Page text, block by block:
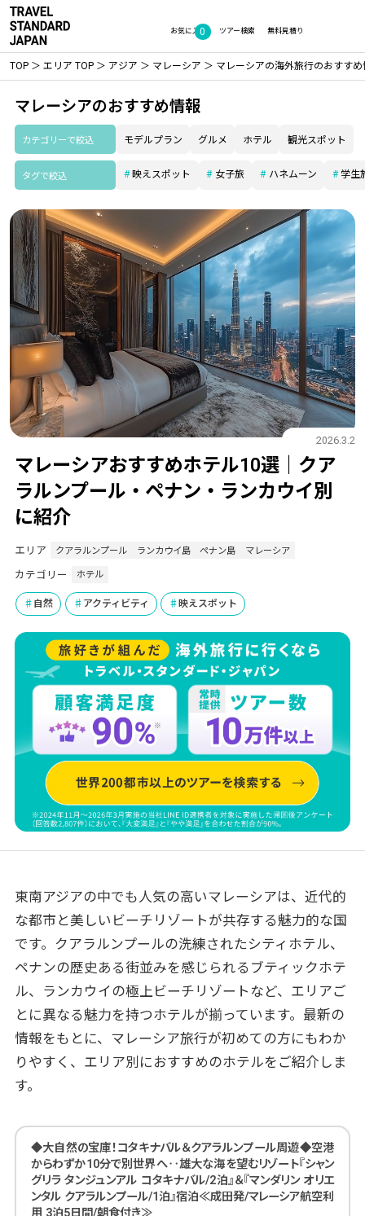
お気に入り
0 無料見積り
ツアー検索
TOP エリア TOP アジア マレーシア マレーシアの海外旅行のおすすめ
マレーシアのおすすめ情報
カテゴリーで絞込 モデルプラン グルメ ホテル 観光スポット
タグで絞込 映えスポット 女子旅 ハネムーン 学生
マレーシアおすすめホテル10選｜クア
ラルンプール・ペナン・ランカウイ別
に紹介
2026.3.2
エリア クアラルンプール ランカウイ島 ペナン島 マレーシア
カテゴリー ホテル
自然 アクティビティ 映えスポット
東南アジアの中でも人気の高いマレーシアは、近代的
な都市と美しいビーチリゾートが共存する魅力的な国
です。クアラルンプールの洗練されたシティホテル、
ペナンの歴史ある街並みを感じられるブティックホテ
ル、ランカウイの極上ビーチリゾートなど、エリアご
とに異なる魅力を持つホテルが揃っています。最新の
情報をもとに、マレーシア旅行が初めての方にもわか
りやすく、エリア別におすすめのホテルをご紹介しま
す。
◆大自然の宝庫！コタキナバル＆クアラルンプール周遊◆空港
からわずか10分で別世界へ‥雄大な海を望むリゾート『シャン
グリラ タンジュンアル コタキナバル/2泊』＆『マンダリン オリエ
ンタル クアラルンプール/1泊』宿泊≪成田発/マレーシア航空利
用 3泊5日間/朝食付き≫